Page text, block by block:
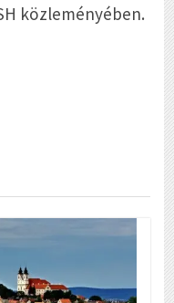
közleményében.